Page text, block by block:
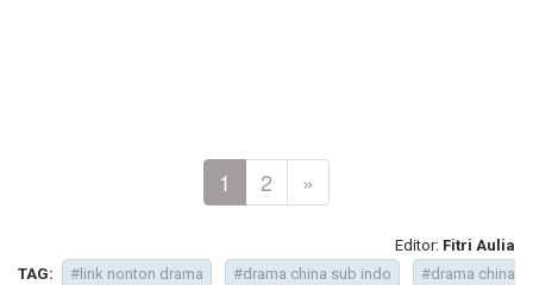
1 2 »
Editor: Fitri Aulia
TAG:
#link nonton drama #drama china sub indo
#drama china